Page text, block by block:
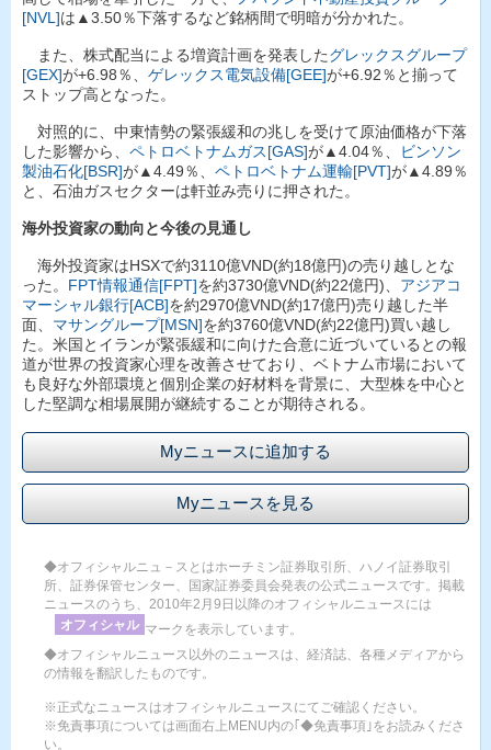
[NVL]は▲3.50％下落するなど銘柄間で明暗が分かれた。
また、株式配当による増資計画を発表したグレックスグループ
[GEX]が+6.98％、 ゲレックス電気設備[GEE]が+6.92％と揃って
ストップ高となった。
対照的に、中東情勢の緊張緩和の兆しを受けて原油価格が下落
した影響から、 ペトロベトナムガス[GAS]が▲4.04％、
ビンソン
製油石化[BSR]が▲4.49％、 ペトロベトナム運輸[PVT]が▲4.89％
と、石油ガスセクターは軒並み売りに押された。
海外投資家の動向と今後の見通し
海外投資家はHSXで約3110億VND(約18億円)の売り越しとな
った。 FPT情報通信[FPT]を約3730億VND(約22億円)、 アジアコ
マーシャル銀行[ACB]を約2970億VND(約17億円)売り越した半
面、 マサングループ[MSN]を約3760億VND(約22億円)買い越し
た。米国とイランが緊張緩和に向けた合意に近づいているとの報
道が世界の投資家心理を改善させており、ベトナム市場において
も良好な外部環境と個別企業の好材料を背景に、大型株を中心と
した堅調な相場展開が継続することが期待される。
Myニュースに追加する
Myニュースを見る
◆オフィシャルニュ－スとはホーチミン証券取引所、ハノイ証券取引
所、証券保管センター、国家証券委員会発表の公式ニュースです。掲載
ニュースのうち、2010年2月9日以降のオフィシャルニュースには
オフィシャル マークを表示しています。
◆オフィシャルニュース以外のニュースは、経済誌、各種メディアから
の情報を翻訳したものです。
※正式なニュースはオフィシャルニュースにてご確認ください。
※免責事項については画面右上MENU内の｢◆免責事項｣をお読みくださ
い。